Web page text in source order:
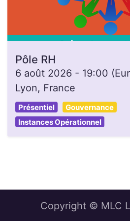
Pôle RH
6 août 2026 - 19:00 (
Lyon, France
Présentiel
Gouvernance
Instances Opérationnel
Copyright © MLC